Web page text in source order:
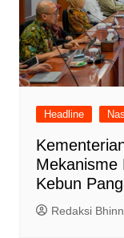
Headline
Mekanisme
Kebun
Redaksi